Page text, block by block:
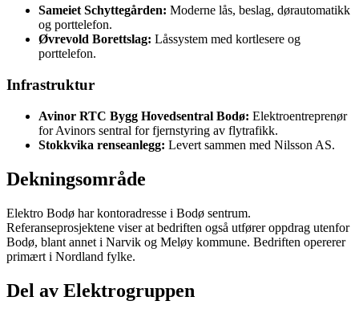
Sameiet Schyttegården: Moderne lås, beslag, dørautomatikk
og porttelefon.
Øvrevold Borettslag: Låssystem med kortlesere og
porttelefon.
Infrastruktur
Avinor RTC Bygg Hovedsentral Bodø: Elektroentreprenør
for Avinors sentral for fjernstyring av flytrafikk.
Stokkvika renseanlegg: Levert sammen med Nilsson AS.
Dekningsområde
Elektro Bodø har kontoradresse i Bodø sentrum.
Referanseprosjektene viser at bedriften også utfører oppdrag utenfor
Bodø, blant annet i Narvik og Meløy kommune. Bedriften opererer
primært i Nordland fylke.
Del av Elektrogruppen